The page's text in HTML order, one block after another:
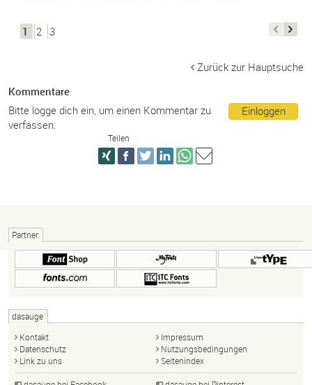
1 2 3
Zurück zur Hauptsuche
Kommentare
Einloggen
Bitte logge dich ein, um einen Kommentar zu
verfassen.
Teilen
Partner
dasauge
Kontakt
Impressum
Datenschutz
Nutzungsbedingungen
Link zu uns
Seitenindex